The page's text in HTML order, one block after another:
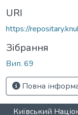
URI
https://
Зібрання
Вип. 69
Повна
Київський